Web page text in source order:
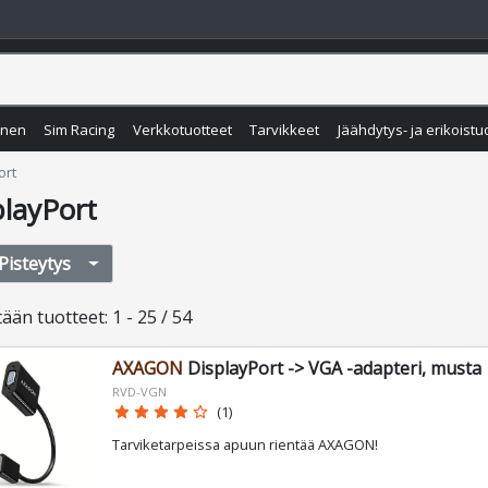
Sim Racing Verkkotuotteet Tarvikkeet Jäähdytys- ja
Pisteytys
tuotteet: 1 - 25 / 54
AXAGON DisplayPort -> VGA -adapteri, musta
RVD-VGN
star star star star star_border (1)
Tarviketarpeissa apuun rientää AXAGON!